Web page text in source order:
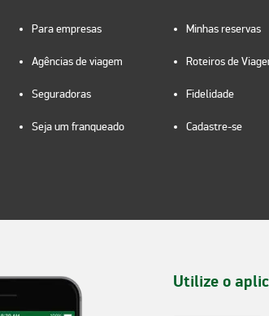
Para empresas
Agências de viagem
Seguradoras
Seja um franqueado
Minhas reservas
Roteiros de
Fidelidade
Cadastre-se
Utilize o